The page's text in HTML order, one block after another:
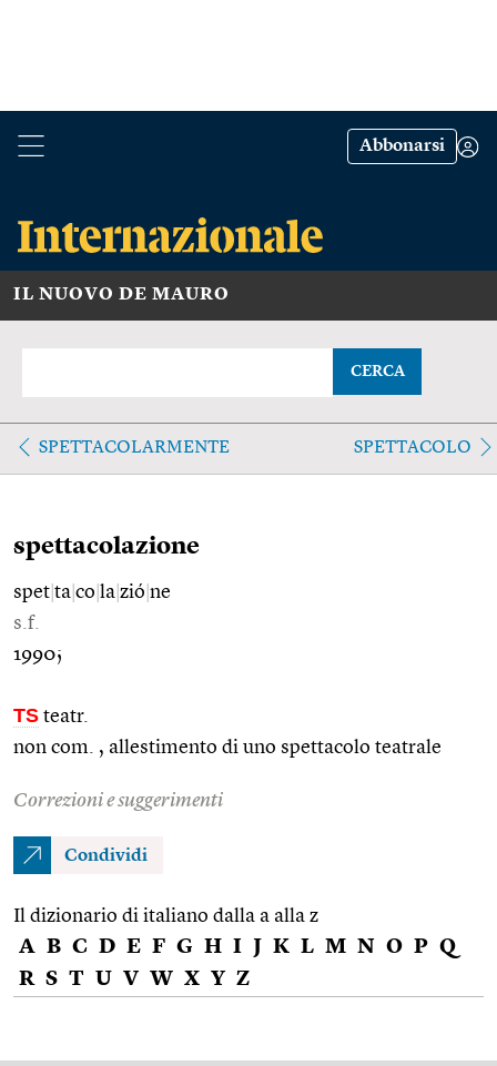
Abbonarsi
IL NUOVO DE MAURO
CERCA
SPETTACOLARMENTE SPETTACOLO
spettacolazione
spet ta co la zió ne
s.f.
1990;
TS teatr.
non com. , allestimento di uno spettacolo teatrale
Correzioni e suggerimenti
Condividi
Il dizionario di italiano dalla a alla z
A B C D E F G H I J K L M N O P Q
R S T U V W X Y Z